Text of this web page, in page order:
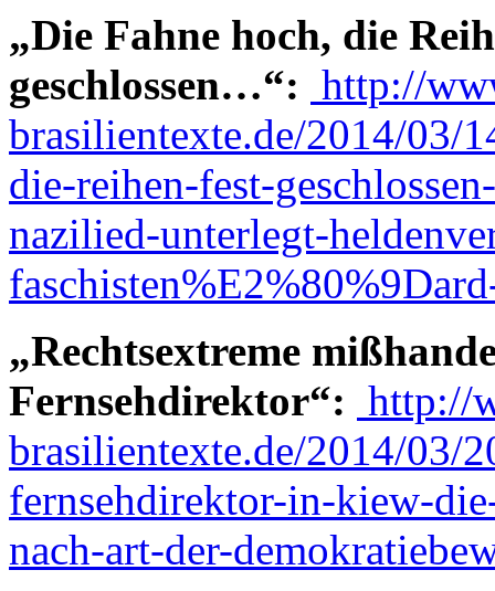
„Die Fahne hoch, die
geschlossen…“: http://
brasilientexte.de/2014/03/
die-reihen-fest-
nazilied-unterlegt-
„Rechtsextreme
Fernsehdirektor“: http://
brasilientexte.de/2014/03/
fernsehdirektor-in-kiew-
nach-art-der-